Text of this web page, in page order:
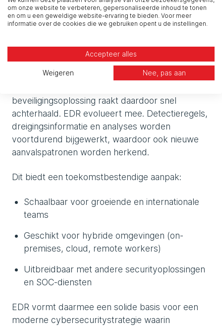
aanvalsgolf
Aanvalstechnieken ontwikkelen zich continu.
Nieuwe kwetsbaarheden, zero-days en
geavanceerde aanvalsketens volgen elkaar in
beveiligingsoplossing raakt daardoor snel
achterhaald. EDR evolueert mee. Detectieregels,
dreigingsinformatie en analyses worden
voortdurend bijgewerkt, waardoor ook nieuwe
aanvalspatronen worden herkend.
Dit biedt een toekomstbestendige aanpak:
Schaalbaar voor groeiende en internationale
teams
Geschikt voor hybride omgevingen (on-
premises, cloud, remote workers)
Uitbreidbaar met andere securityoplossingen
en SOC-diensten
EDR vormt daarmee een solide basis voor een
moderne cybersecuritystrategie waarin
om onze website te verbeteren, gepersonaliseerde inhoud te tonen
en om u een geweldige website-ervaring te bieden. Voor meer
informatie over de cookies die we gebruiken opent u de instellingen.
Accepteer alles
Weigeren Nee, pas aan